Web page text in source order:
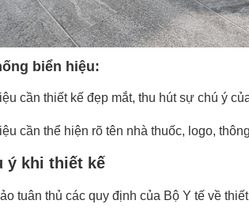
biển hiệu:
cần thiết kế đẹp mắt, thu hút sự chú ý
cần thể hiện rõ tên nhà thuốc, logo,
ý khi thiết kế
tuân thủ các quy định của Bộ Y tế về